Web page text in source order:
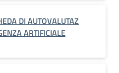
DI AUTOVALUTAZ
ARTIFICIALE